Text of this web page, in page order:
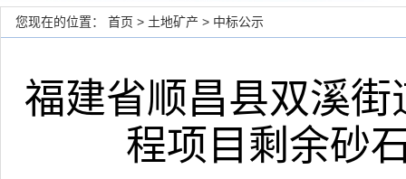
您现在的位置： 首页 > 土地矿产 > 中标公示
福建省顺昌县双溪
程项目剩余砂